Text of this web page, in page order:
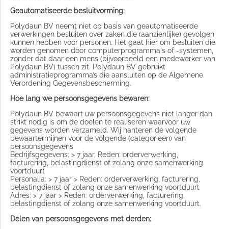
Geautomatiseerde besluitvorming:
Polydaun BV neemt niet op basis van geautomatiseerde
verwerkingen besluiten over zaken die (aanzienlijke) gevolgen
kunnen hebben voor personen. Het gaat hier om besluiten die
worden genomen door computerprogramma's of -systemen,
zonder dat daar een mens (bijvoorbeeld een medewerker van
Polydaun BV ) tussen zit. Polydaun BV gebruikt
administratieprogramma’s die aansluiten op de Algemene
Verordening Gegevensbescherming.
Hoe lang we persoonsgegevens bewaren:
Polydaun BV bewaart uw persoonsgegevens niet langer dan
strikt nodig is om de doelen te realiseren waarvoor uw
gegevens worden verzameld. Wij hanteren de volgende
bewaartermijnen voor de volgende (categorieën) van
persoonsgegevens
Bedrijfsgegevens: > 7 jaar, Reden: orderverwerking,
facturering, belastingdienst of zolang onze samenwerking
voortduurt
Personalia: > 7 jaar > Reden: orderverwerking, facturering,
belastingdienst of zolang onze samenwerking voortduurt
Adres: > 7 jaar > Reden: orderverwerking, facturering,
belastingdienst of zolang onze samenwerking voortduurt.
Delen van persoonsgegevens met derden: